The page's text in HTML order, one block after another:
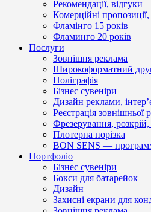
Рекомендації, відгуки
Комерційні
Фламінго 15 років
Фламинго 20 років
Послуги
Зовнішня реклама
Широкоформатний
Поліграфія
Бізнес сувеніри
Дизайн реклами,
Реєстрація зовнішньої
Фрезерування, розкрій,
Плотерна порізка
BON SENS —
Портфоліо
Бізнес сувеніри
Бокси для батарейок
Дизайн
Захисні екрани для